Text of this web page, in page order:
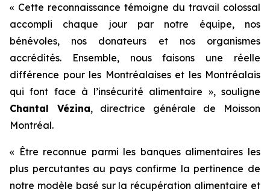
« Cette reconnaissance témoigne du travail colossal
accompli chaque jour par notre équipe, nos
bénévoles, nos donateurs et nos organismes
accrédités. Ensemble, nous faisons une réelle
différence pour les Montréalaises et les Montréalais
qui font face à l’insécurité alimentaire », souligne
Chantal Vézina, directrice générale de Moisson
Montréal.
« Être reconnue parmi les banques alimentaires les
plus percutantes au pays confirme la pertinence de
notre modèle basé sur la récupération alimentaire et